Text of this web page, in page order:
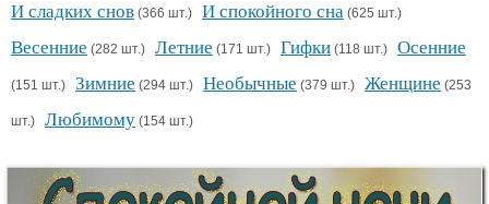
И сладких снов (366 шт.) И спокойного сна (625 шт.)
Весенние (282 шт.) Летние (171 шт.) Гифки (118 шт.) Осенние
(151 шт.) Зимние (294 шт.) Необычные (379 шт.) Женщине (253
шт.) Любимому (154 шт.)